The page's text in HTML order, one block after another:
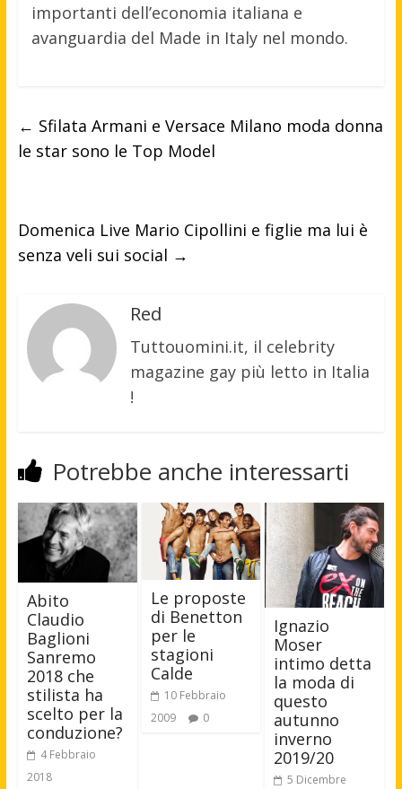
importanti dell’economia italiana e
avanguardia del Made in Italy nel mondo.
← Sfilata Armani e Versace Milano moda donna
le star sono le Top Model
Domenica Live Mario Cipollini e figlie ma lui è
senza veli sui social →
Red
Tuttouomini.it, il celebrity
magazine gay più letto in Italia
!
Potrebbe anche interessarti
Abito
Claudio
Baglioni
Sanremo
2018 che
stilista ha
scelto per la
conduzione?
4 Febbraio
2018
Le proposte
di Benetton
per le
stagioni
Calde
10 Febbraio
2009
0
Ignazio
Moser
intimo detta
la moda di
questo
autunno
inverno
2019/20
5 Dicembre